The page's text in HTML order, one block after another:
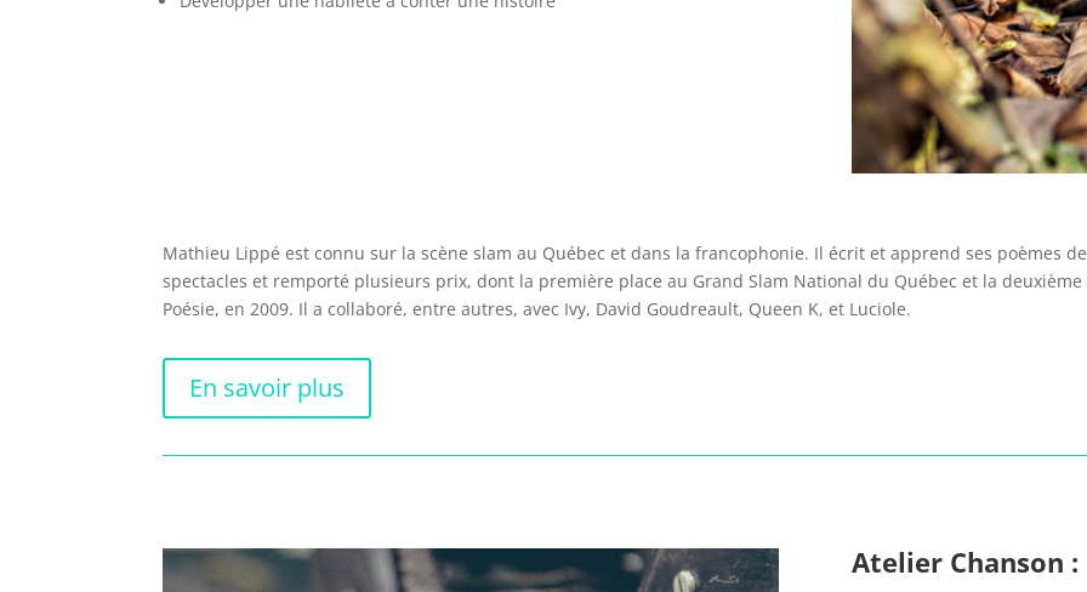
Mathieu Lippé est connu sur la scène slam au Québec et dans la francophonie. Il écrit et apprend ses poèmes
spectacles et remporté plusieurs prix, dont la première place au Grand Slam National du Québec et la deuxième
Poésie, en 2009. Il a collaboré, entre autres, avec Ivy, David Goudreault, Queen K, et Luciole.
En savoir plus
Atelier Chanson